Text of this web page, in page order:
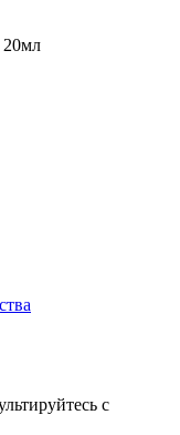
20мл
с